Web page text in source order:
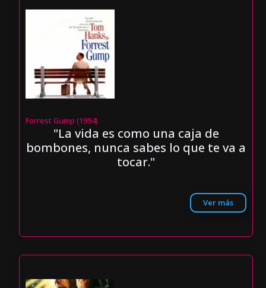
Forrest Gump (1994)
"La vida es como una caja de
bombones, nunca sabes lo que te va a
tocar."
Ver más